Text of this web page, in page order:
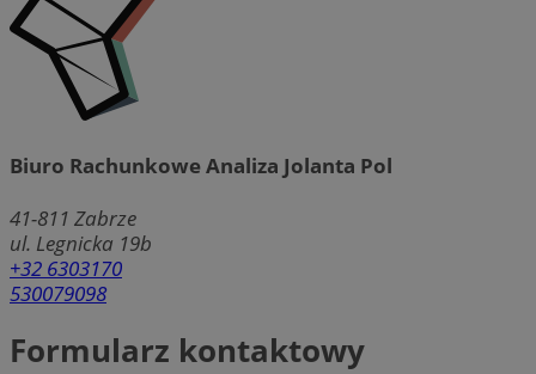
Biuro Rachunkowe Analiza Jolanta Pol
41-811 Zabrze
ul. Legnicka 19b
+32 6303170
530079098
Formularz kontaktowy